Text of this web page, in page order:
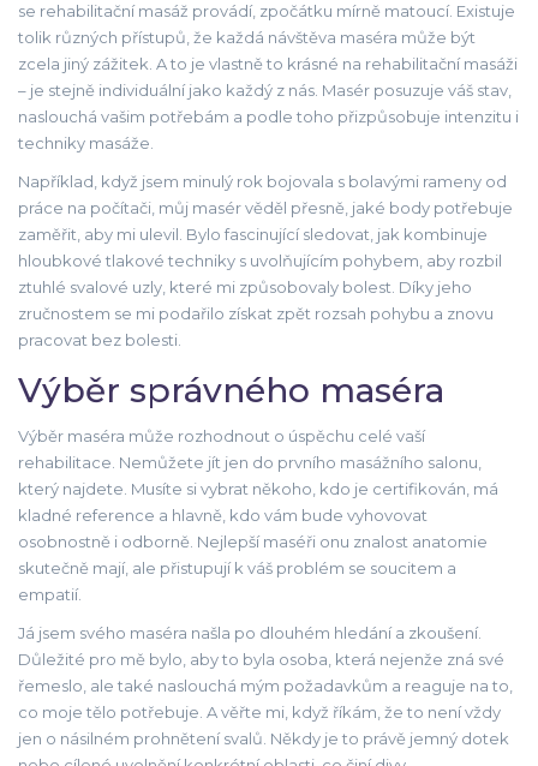
se rehabilitační masáž provádí, zpočátku mírně matoucí. Existuje
tolik různých přístupů, že každá návštěva maséra může být
zcela jiný zážitek. A to je vlastně to krásné na rehabilitační masáži
– je stejně individuální jako každý z nás. Masér posuzuje váš stav,
naslouchá vašim potřebám a podle toho přizpůsobuje intenzitu i
techniky masáže.
Například, když jsem minulý rok bojovala s bolavými rameny od
práce na počítači, můj masér věděl přesně, jaké body potřebuje
zaměřit, aby mi ulevil. Bylo fascinující sledovat, jak kombinuje
hloubkové tlakové techniky s uvolňujícím pohybem, aby rozbil
ztuhlé svalové uzly, které mi způsobovaly bolest. Díky jeho
zručnostem se mi podařilo získat zpět rozsah pohybu a znovu
pracovat bez bolesti.
Výběr správného maséra
Výběr maséra může rozhodnout o úspěchu celé vaší
rehabilitace. Nemůžete jít jen do prvního masážního salonu,
který najdete. Musíte si vybrat někoho, kdo je certifikován, má
kladné reference a hlavně, kdo vám bude vyhovovat
osobnostně i odborně. Nejlepší maséři onu znalost anatomie
skutečně mají, ale přistupují k váš problém se soucitem a
empatií.
Já jsem svého maséra našla po dlouhém hledání a zkoušení.
Důležité pro mě bylo, aby to byla osoba, která nejenže zná své
řemeslo, ale také naslouchá mým požadavkům a reaguje na to,
co moje tělo potřebuje. A věřte mi, když říkám, že to není vždy
jen o násilném prohnětení svalů. Někdy je to právě jemný dotek